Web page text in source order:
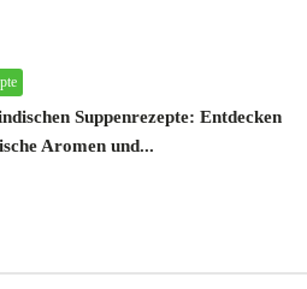
Suppenrezepte: Entdecken
Aromen und...